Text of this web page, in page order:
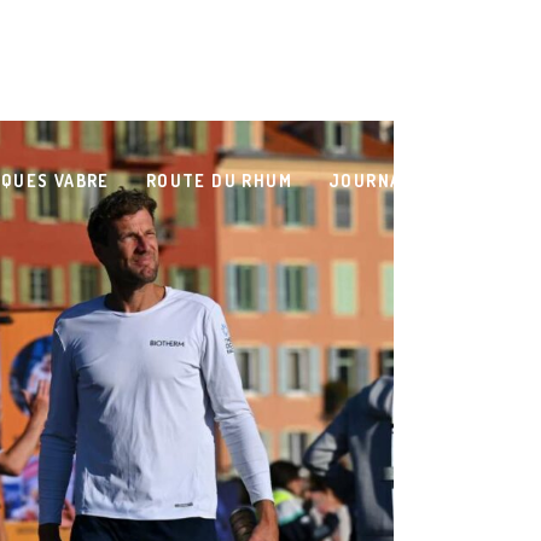
VABRE ROUTE DU RHUM JOURNAL DE BORD